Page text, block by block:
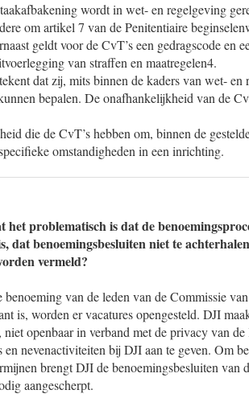
wordt in wet- en regelgeving
om artikel 7 van de Penitentiaire
geldt voor de CvT’s een gedragscode en
van straffen en maatregelen4.
dat zij, mits binnen de kaders van wet- en
bepalen. De onafhankelijkheid van de
die de CvT’s hebben om, binnen de
omstandigheden in een inrichting.
het problematisch is dat de
dat benoemingsbesluiten niet te
vermeld?
van de leden van de Commissie
is, worden er vacatures opengesteld. DJI
openbaar in verband met de privacy van
nevenactiviteiten bij DJI aan te geven. Om
brengt DJI de benoemingsbesluiten van
aangescherpt.